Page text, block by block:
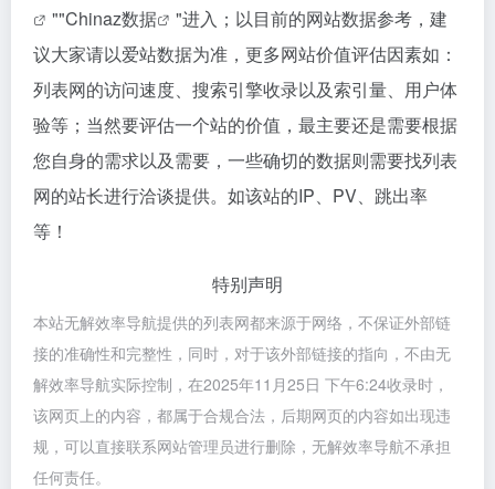
""Chinaz数据
"进入；以目前的网站数据参考，建
议大家请以爱站数据为准，更多网站价值评估因素如：
列表网的访问速度、搜索引擎收录以及索引量、用户体
验等；当然要评估一个站的价值，最主要还是需要根据
您自身的需求以及需要，一些确切的数据则需要找列表
网的站长进行洽谈提供。如该站的IP、PV、跳出率
等！
特别声明
本站无解效率导航提供的列表网都来源于网络，不保证外部链
接的准确性和完整性，同时，对于该外部链接的指向，不由无
解效率导航实际控制，在2025年11月25日 下午6:24收录时，
该网页上的内容，都属于合规合法，后期网页的内容如出现违
规，可以直接联系网站管理员进行删除，无解效率导航不承担
任何责任。